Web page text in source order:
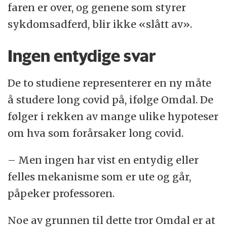
faren er over, og genene som styrer
sykdomsadferd, blir ikke «slått av».
Ingen entydige svar
De to studiene representerer en ny måte
å studere long covid på, ifølge Omdal. De
følger i rekken av mange ulike hypoteser
om hva som forårsaker long covid.
– Men ingen har vist en entydig eller
felles mekanisme som er ute og går,
påpeker professoren.
Noe av grunnen til dette tror Omdal er at